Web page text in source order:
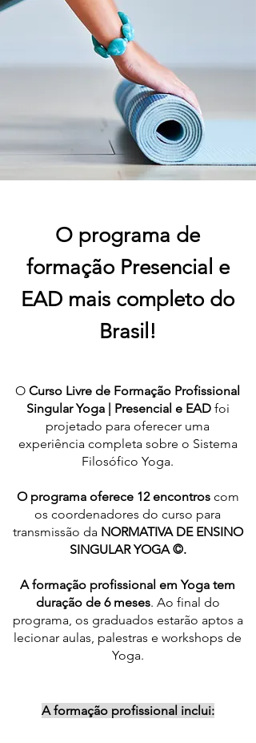
O programa de
formação Presencial e
EAD mais completo do
Brasil!
O Curso Livre de Formação Profissional
Singular Yoga | Presencial e EADfoi
projetado para oferecer uma
experiência completa sobre o Sistema
Filosófico Yoga.
O programa oferece12encontroscom
os coordenadores do curso para
transmissão da NORMATIVA DE ENSINO
SINGULAR YOGA ©.
A formação profissional em Yoga tem
duração de 6 meses. Ao final do
programa, os graduados estarão aptos a
lecionar aulas, palestras e workshops de
Yoga.
A formação profissional inclui: